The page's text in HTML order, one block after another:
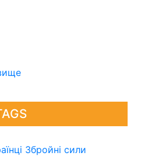
Збройні сили